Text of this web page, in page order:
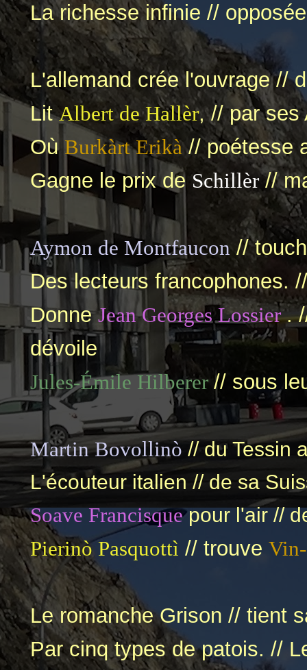
La richesse infinie //
L'allemand crée l'ouvrage //
LitAlbert de Hallèr, // par ses
Où Burkàrt Erikà// poétesse
Gagne le prix deSchillèr//
Aymon de Montfaucon//
Des lecteurs francophones.
DonneJean Georges Lossier .
dévoile
Jules-Émile Hilberer // sous
Martin Bovollinò // du Tessin
L'écouteur italien // de sa
Soave Francisquepour l'air //
Pierinò Pasquottì // trouve
Le romanche Grison // tient
Par cinq types de patois. //